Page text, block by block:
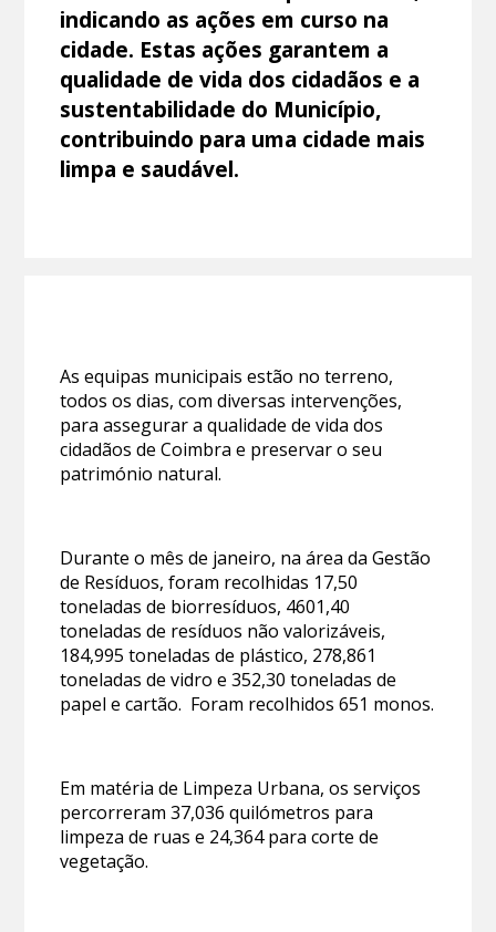
indicando as ações em curso na
cidade. Estas ações garantem a
qualidade de vida dos cidadãos e a
sustentabilidade do Município,
contribuindo para uma cidade mais
limpa e saudável.
As equipas municipais estão no terreno,
todos os dias, com diversas intervenções,
para assegurar a qualidade de vida dos
cidadãos de Coimbra e preservar o seu
património natural.
Durante o mês de janeiro, na área da Gestão
de Resíduos, foram recolhidas 17,50
toneladas de biorresíduos, 4601,40
toneladas de resíduos não valorizáveis,
184,995 toneladas de plástico, 278,861
toneladas de vidro e 352,30 toneladas de
papel e cartão. Foram recolhidos 651 monos.
Em matéria de Limpeza Urbana, os serviços
percorreram 37,036 quilómetros para
limpeza de ruas e 24,364 para corte de
vegetação.